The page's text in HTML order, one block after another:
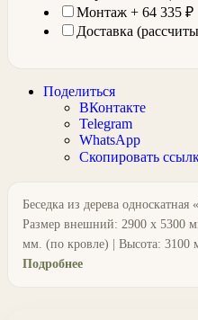
Монтаж + 64 335 ₽
Доставка
Поделиться
ВКонтакте
Telegram
WhatsApp
Скопировать
Беседка из дерева
Размер внешний: 2900 х 5300
мм. (по кровле) | Высота: 3100
Подробнее